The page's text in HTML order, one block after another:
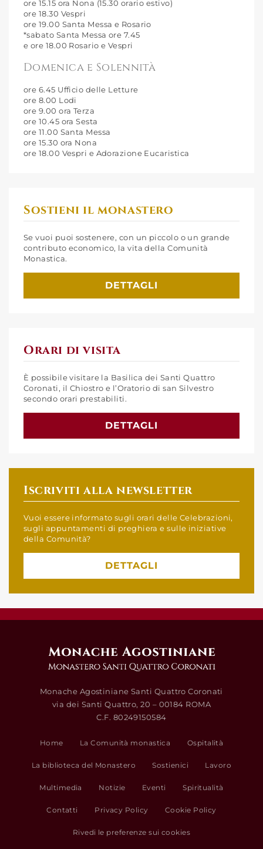
ore 15.15 ora Nona (15.30 orario estivo)
ore 18.30 Vespri
ore 19.00 Santa Messa e Rosario
*sabato Santa Messa ore 7.45
e ore 18.00 Rosario e Vespri
Domenica e Solennità
ore 6.45 Ufficio delle Letture
ore 8.00 Lodi
ore 9.00 ora Terza
ore 10.45 ora Sesta
ore 11.00 Santa Messa
ore 15.30 ora Nona
ore 18.00 Vespri e Adorazione Eucaristica
Sostieni il monastero
Se vuoi puoi sostenere, con un piccolo o un grande
contributo economico, la vita della Comunità
Monastica.
DETTAGLI
Orari di visita
È possibile visitare la Basilica dei Santi Quattro
Coronati, il Chiostro e l’Oratorio di san Silvestro
secondo orari prestabiliti.
DETTAGLI
Iscriviti alla newsletter
Vuoi essere informato sugli orari delle Celebrazioni,
sugli appuntamenti di preghiera e sulle iniziative
della Comunità?
DETTAGLI
Monache Agostiniane Santi Quattro Coronati
via dei Santi Quattro, 20 – 00184 ROMA
C.F. 80249150584
Home La Comunità monastica Ospitalità
La biblioteca del Monastero Sostienici Lavoro
Multimedia Notizie Eventi Spiritualità
Contatti Privacy Policy Cookie Policy
Rivedi le preferenze sui cookies